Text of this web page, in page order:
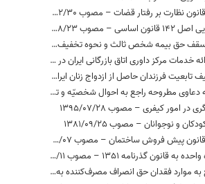
آیین‌نامه اجرایی قانون نظارت بر رفتار قضات – مصوب 1392/02/30
دستورالعمل اجرایی اصل 142 قانون اساسی – مصوب 1383/08/23
آیین‌نامه تعیین سقف حق بیمه شخص ثالث و نحوه تخفیف، افزایش یا تقسیط آن – مصوب 1396/07/26
آیین‌نامه نحوه ارائه خدمات مرکز داوری اتاق بازرگانی ایران در اختلافات تجاری داخلی و بین‌المللی – مصوب 1386/08/27
قانون تعیین تکلیف تابعیت فرزندان حاصل از ازدواج زنان ایرانی با مردان خارجی – مصوب 1385/07/02
قانون رسیدگی به دعاوی مطروحه راجع به احوال شخصیّه و تعلیمات دینی ایرانیان زرتشتی،کلیمی و مسیحی – مصوب 1372/04/03
در امور کیفری – مصوب 1395/07/28
و نوجوانان – مصوب 1381/09/25
آیین‌نامه اجرایی قانون پیش فروش ساختمان – مصوب 1393/03/07
قانون الحاق ماده واحده به قانون گذرنامه 1351 – مصوب 1367/10/11
تصویب‌نامه راجع به موارد فقدان حق انصراف مصرف‌کننده به علت شرایط خاص کالا و خدمات به شرح مندرج در بند «د» ماده 38 قانون تجارت الکترونیکی – مصوب 1383/10/09